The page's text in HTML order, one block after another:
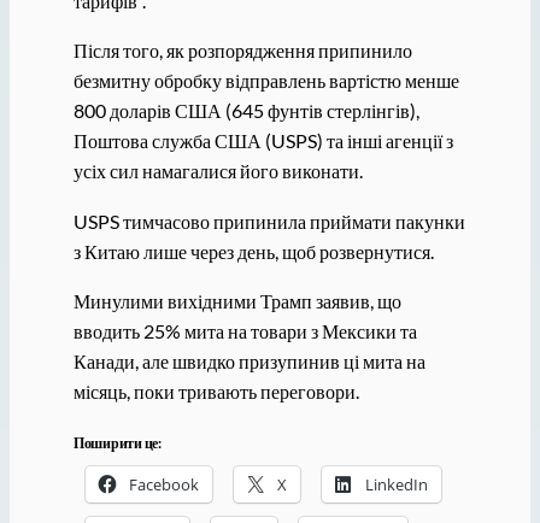
Після того, як розпорядження припинило
безмитну обробку відправлень вартістю менше
800 доларів США (645 фунтів стерлінгів),
Поштова служба США (USPS) та інші агенції з
усіх сил намагалися його виконати.
USPS тимчасово припинила приймати пакунки
з Китаю лише через день, щоб розвернутися.
Минулими вихідними Трамп заявив, що
вводить 25% мита на товари з Мексики та
Канади, але швидко призупинив ці мита на
місяць, поки тривають переговори.
Поширити це:
Facebook X LinkedIn